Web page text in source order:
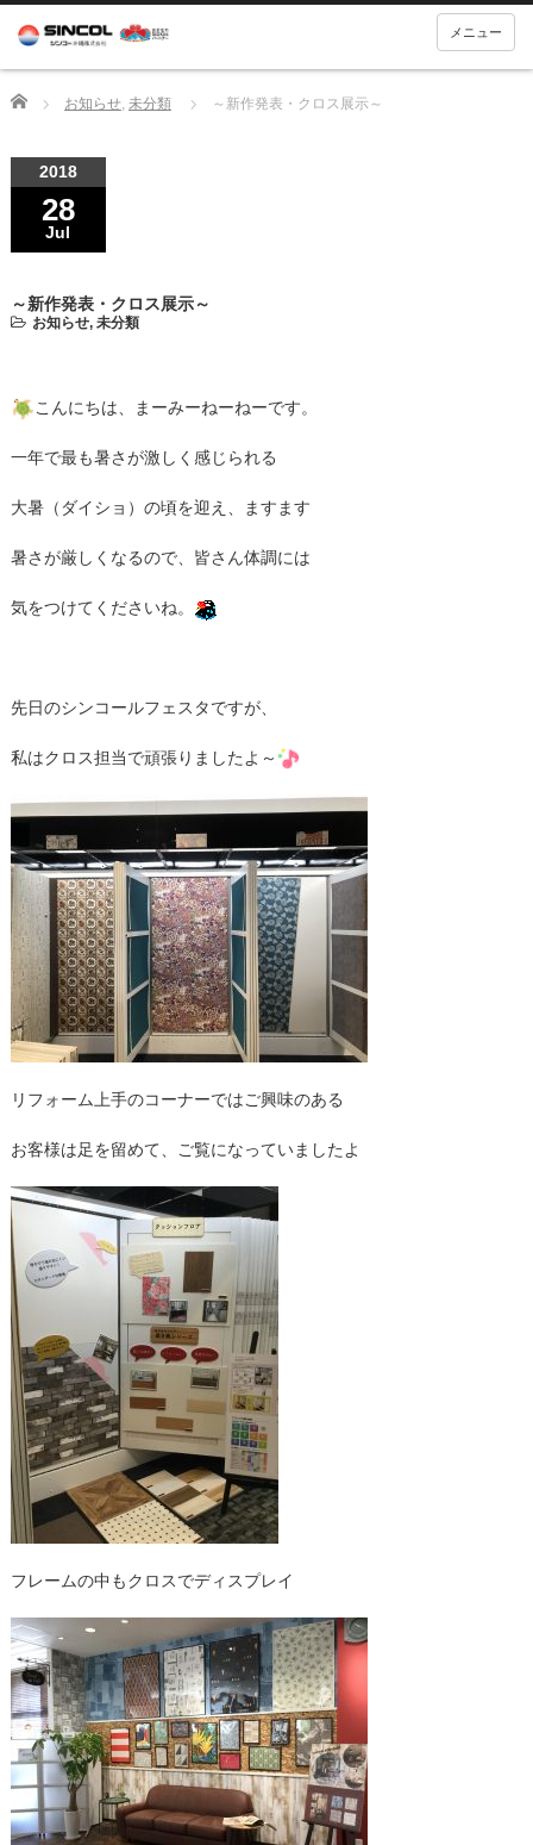
メニュー
Home お知らせ, 未分類 ～新作発表・クロス展示～
2018
28
Jul
～新作発表・クロス展示～
お知らせ, 未分類
こんにちは、まーみーねーねーです。
一年で最も暑さが激しく感じられる
大暑（ダイショ）の頃を迎え、ますます
暑さが厳しくなるので、皆さん体調には
気をつけてくださいね。
先日のシンコールフェスタですが、
私はクロス担当で頑張りましたよ～
リフォーム上手のコーナーではご興味のある
お客様は足を留めて、ご覧になっていましたよ
フレームの中もクロスでディスプレイ